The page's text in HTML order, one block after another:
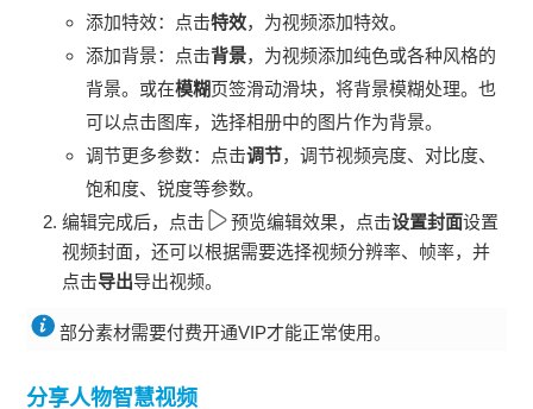
添加特效：点击特效，为视频添加特效。
添加背景：点击背景，为视频添加纯色或各种风格的
背景。或在模糊页签滑动滑块，将背景模糊处理。也
可以点击图库，选择相册中的图片作为背景。
调节更多参数：点击调节，调节视频亮度、对比度、
饱和度、锐度等参数。
编辑完成后，点击
预览编辑效果，点击设置封面设置
视频封面，还可以根据需要选择视频分辨率、帧率，并
点击导出导出视频。
部分素材需要付费开通VIP才能正常使用。
分享人物智慧视频